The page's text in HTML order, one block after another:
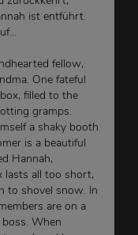
ist entführt.
fellow,
One fateful
filled to the
gramps.
a shaky booth
is a beautiful
Hannah,
lasts all too short,
to shovel snow. In
are on a
When